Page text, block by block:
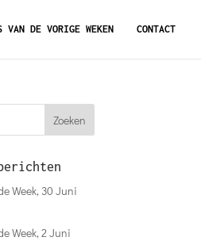
VAN DE VORIGE WEKEN CONTACT
Week, 30 Juni
Week, 2 Juni